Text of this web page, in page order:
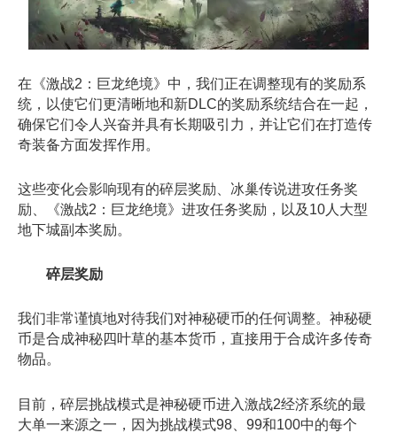
在《激战2：巨龙绝境》中，我们正在调整现有的奖励系
统，以使它们更清晰地和新DLC的奖励系统结合在一起，
确保它们令人兴奋并具有长期吸引力，并让它们在打造传
奇装备方面发挥作用。
这些变化会影响现有的碎层奖励、冰巢传说进攻任务奖
励、《激战2：巨龙绝境》进攻任务奖励，以及10人大型
地下城副本奖励。
碎层奖励
我们非常谨慎地对待我们对神秘硬币的任何调整。神秘硬
币是合成神秘四叶草的基本货币，直接用于合成许多传奇
物品。
目前，碎层挑战模式是神秘硬币进入激战2经济系统的最
大单一来源之一，因为挑战模式98、99和100中的每个